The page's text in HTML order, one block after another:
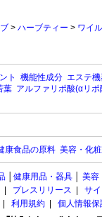
> ハーブティー > ワイ
ト 機能性成分 エステ
葉 アルファリポ酸(αリポ
康食品の原料 美容・化
健康用品・器具 美容
プレスリリース
サ
利用規約 個人情報